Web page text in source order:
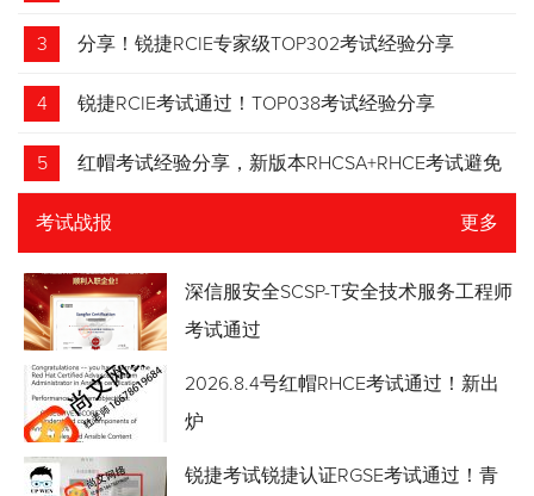
3 分享！锐捷RCIE专家级TOP302考试经验分享
4 锐捷RCIE考试通过！TOP038考试经验分享
5 红帽考试经验分享，新版本RHCSA+RHCE考试避免
踩坑
考试战报 更多
深信服安全SCSP-T安全技术服务工程师
考试通过
2026.8.4号红帽RHCE考试通过！新出
炉
锐捷考试锐捷认证RGSE考试通过！青